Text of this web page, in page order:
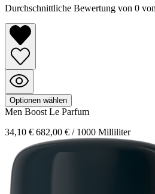
Durchschnittliche Bewertung von 0
Optionen wählen
Men Boost Le Parfum
34,10 € 682,00 € / 1000 Milliliter